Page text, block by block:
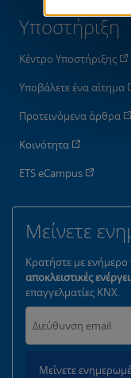
Υποστήριξη
Κέντρο Υποστήριξης
Υποβάλετε ένα αίτημα
Προτεινόμενα άρθρα
Κοινότητα
ETS eCampus
Μείνετε
Κρατήστε με ενήμερο
αποκλειστικές
επαγγελματίες KNX.
Μείνετε